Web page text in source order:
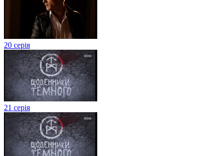
20 серія
21 серія